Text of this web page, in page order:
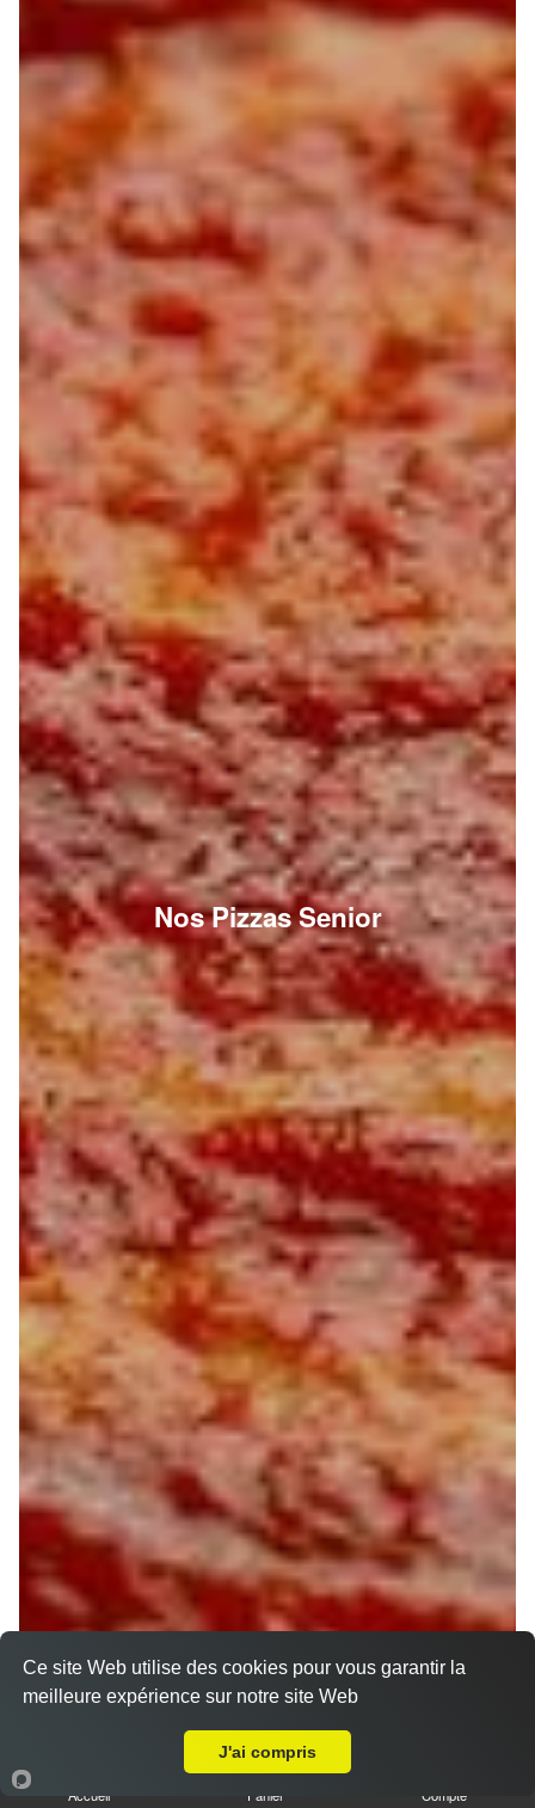
Nos Pizzas Senior
Accueil Panier Compte
Ce site Web utilise des cookies pour vous garantir la
meilleure expérience sur notre site Web
J'ai compris